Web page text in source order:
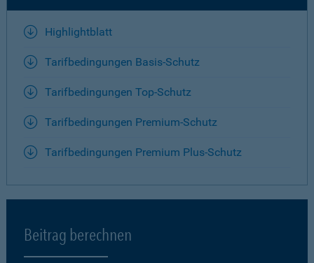
Highlightblatt
Tarifbedingungen Basis-Schutz
Tarifbedingungen Top-Schutz
Tarifbedingungen Premium-Schutz
Tarifbedingungen Premium Plus-Schutz
Beitrag berechnen